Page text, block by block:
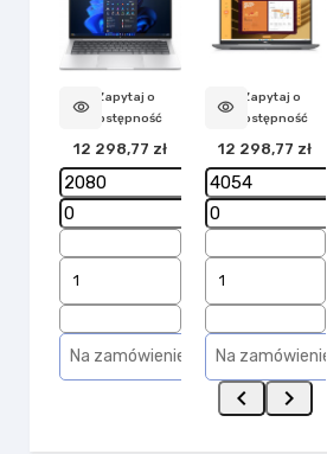
Zapytaj o
dostępność
visibility
12 298,77 zł
Na zamówienie
Zapytaj o
dostępność
visibility
12 298,77 zł
Na zamówienie
 